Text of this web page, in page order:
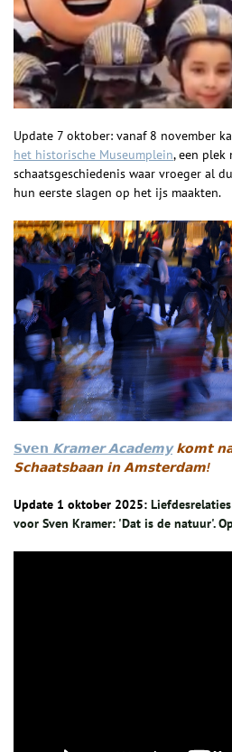
Update 7 oktober: vanaf 8 november
het historische Museumplein, een plek
schaatsgeschiedenis waar vroeger al
hun eerste slagen op het ijs maakten.
𝗦𝘃𝗲𝗻 𝗞𝗿𝗮𝗺𝗲𝗿 𝗔𝗰𝗮𝗱𝗲𝗺𝘆𝗸𝗼𝗺𝘁
𝗦𝗰𝗵𝗮𝗮𝘁𝘀𝗯𝗮𝗮𝗻 𝗶𝗻 𝗔𝗺𝘀𝘁𝗲𝗿𝗱𝗮𝗺!
Update 1 oktober 2025:
voor Sven Kramer: 'Dat is de natuur'.